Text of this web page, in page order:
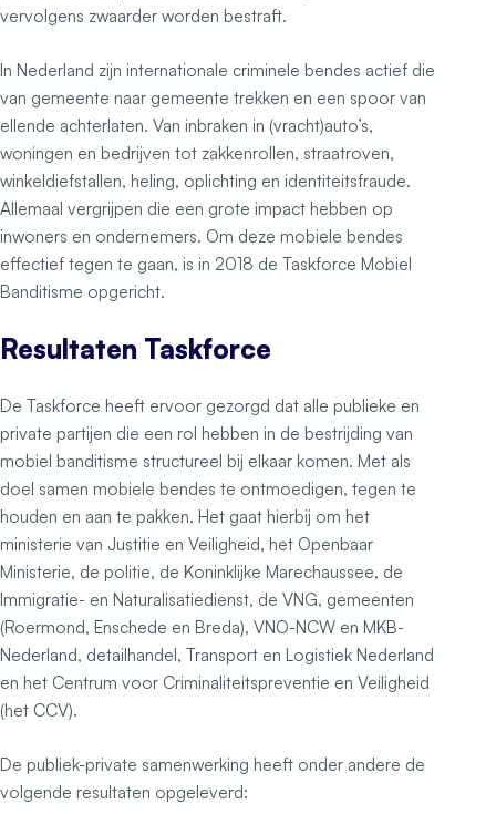
vervolgens zwaarder worden bestraft.
In Nederland zijn internationale criminele bendes actief die
van gemeente naar gemeente trekken en een spoor van
ellende achterlaten. Van inbraken in (vracht)auto’s,
woningen en bedrijven tot zakkenrollen, straatroven,
winkeldiefstallen, heling, oplichting en identiteitsfraude.
Allemaal vergrijpen die een grote impact hebben op
inwoners en ondernemers. Om deze mobiele bendes
effectief tegen te gaan, is in 2018 de Taskforce Mobiel
Banditisme opgericht.
Resultaten Taskforce
De Taskforce heeft ervoor gezorgd dat alle publieke en
private partijen die een rol hebben in de bestrijding van
mobiel banditisme structureel bij elkaar komen. Met als
doel samen mobiele bendes te ontmoedigen, tegen te
houden en aan te pakken. Het gaat hierbij om het
ministerie van Justitie en Veiligheid, het Openbaar
Ministerie, de politie, de Koninklijke Marechaussee, de
Immigratie- en Naturalisatiedienst, de VNG, gemeenten
(Roermond, Enschede en Breda), VNO-NCW en MKB-
Nederland, detailhandel, Transport en Logistiek Nederland
en het Centrum voor Criminaliteitspreventie en Veiligheid
(het CCV).
De publiek-private samenwerking heeft onder andere de
volgende resultaten opgeleverd: